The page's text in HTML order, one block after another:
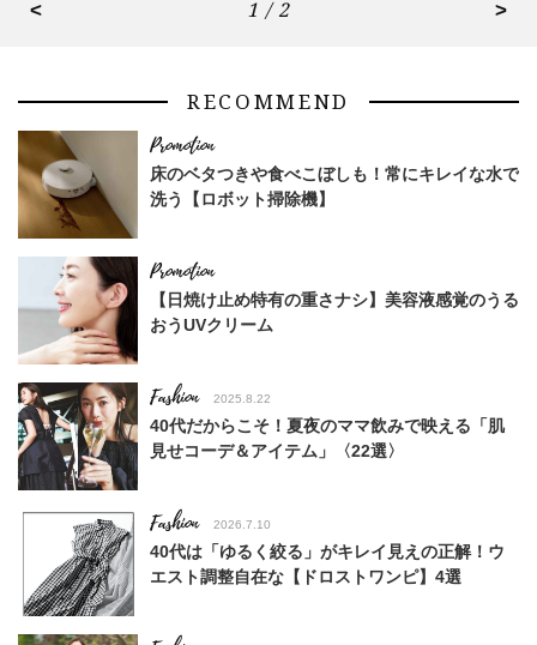
< 1 / 2 >
RECOMMEND
床のベタつきや食べこぼしも！常にキレイな水で
洗う【ロボット掃除機】
【日焼け止め特有の重さナシ】美容液感覚のうる
おうUVクリーム
Fashion 2025.8.22
40代だからこそ！夏夜のママ飲みで映える「肌
見せコーデ＆アイテム」〈22選〉
Fashion 2026.7.10
40代は「ゆるく絞る」がキレイ見えの正解！ウ
エスト調整自在な【ドロストワンピ】4選